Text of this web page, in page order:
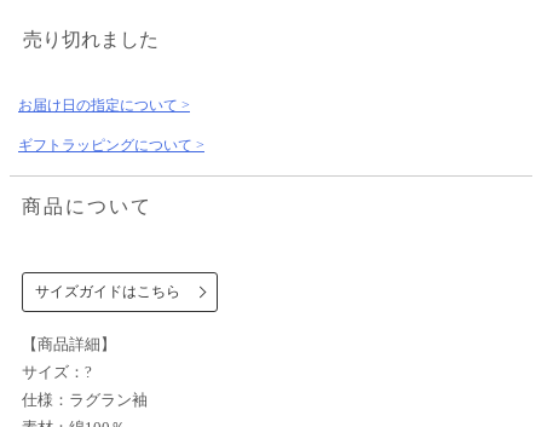
売り切れました
お届け日の指定について >
ギフトラッピングについて >
商品について
サイズガイドはこちら
【商品詳細】
サイズ：?
仕様：ラグラン袖